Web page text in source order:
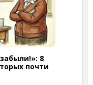
8
почти